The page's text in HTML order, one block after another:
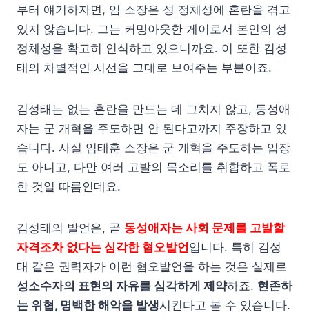
부터 얘기하자면, 임 소장은 성 정체성에 혼란을 겪고
있지 않습니다. 그는 커밍아웃한 게이로서 본인의 성
정체성을 확고히 인식하고 있으니까요. 이 또한 김성
태의 차별적인 시선을 그대로 보여주는 부분이죠.
김성태는 없는 혼란을 만드는 데 그치지 않고, 동성애
자는 군 개혁을 주도하면 안 된다고까지 주장하고 있
습니다. 사실 임태훈 소장은 군 개혁을 주도하는 입장
도 아니고, 다만 여러 고발의 목소리를 취합하고 폭로
한 것일 따름인데요.
김성태의 발언은, 곧 동성애자는 사회 문제를 고발할
자격조차 없다는 심각한 혐오발언입니다. 특히 김성
태 같은 권력자가 이런 혐오발언을 하는 것은 실제로
성소수자의 표현의 자유를 심각하게 제약하죠. 현존하
는 위협, 명백한 해악을 발생시킨다고 볼 수 있습니다.